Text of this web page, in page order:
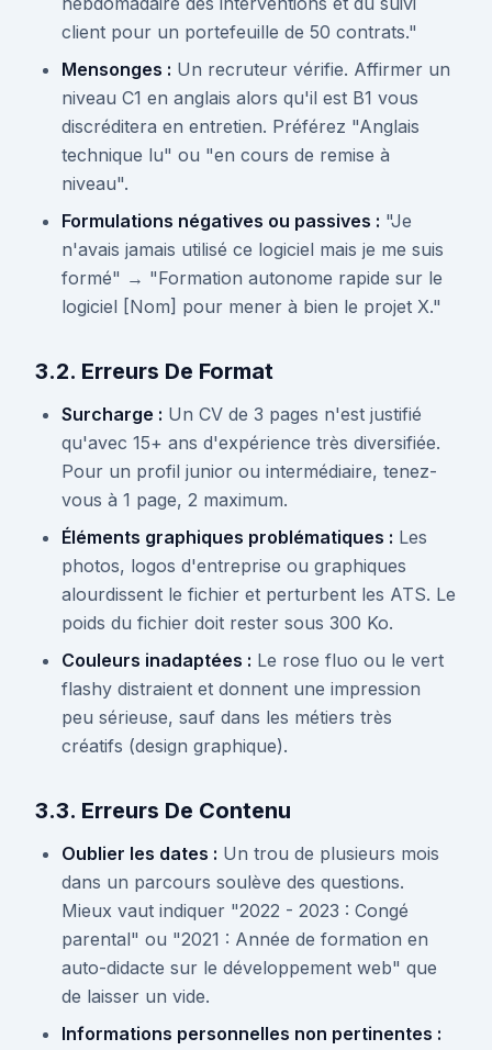
client pour un portefeuille de 50 contrats."
Mensonges : Un recruteur vérifie. Affirmer un
niveau C1 en anglais alors qu'il est B1 vous
discréditera en entretien. Préférez "Anglais
technique lu" ou "en cours de remise à
niveau".
Formulations négatives ou passives : "Je
n'avais jamais utilisé ce logiciel mais je me suis
formé" → "Formation autonome rapide sur le
logiciel [Nom] pour mener à bien le projet X."
3.2. Erreurs De Format
Surcharge : Un CV de 3 pages n'est justifié
qu'avec 15+ ans d'expérience très diversifiée.
Pour un profil junior ou intermédiaire, tenez-
vous à 1 page, 2 maximum.
Éléments graphiques problématiques : Les
photos, logos d'entreprise ou graphiques
alourdissent le fichier et perturbent les ATS. Le
poids du fichier doit rester sous 300 Ko.
Couleurs inadaptées : Le rose fluo ou le vert
flashy distraient et donnent une impression
peu sérieuse, sauf dans les métiers très
créatifs (design graphique).
3.3. Erreurs De Contenu
Oublier les dates : Un trou de plusieurs mois
dans un parcours soulève des questions.
Mieux vaut indiquer "2022 - 2023 : Congé
parental" ou "2021 : Année de formation en
auto-didacte sur le développement web" que
de laisser un vide.
Informations personnelles non pertinentes :